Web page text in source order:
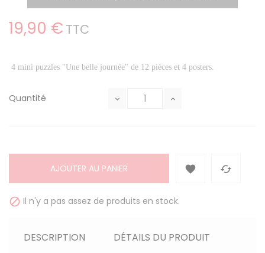
19,90 € TTC
4 mini puzzles "Une belle journée" de 12 pièces et 4 posters.
Quantité
AJOUTER AU PANIER  
 Il n'y a pas assez de produits en stock.
DESCRIPTION DÉTAILS DU PRODUIT